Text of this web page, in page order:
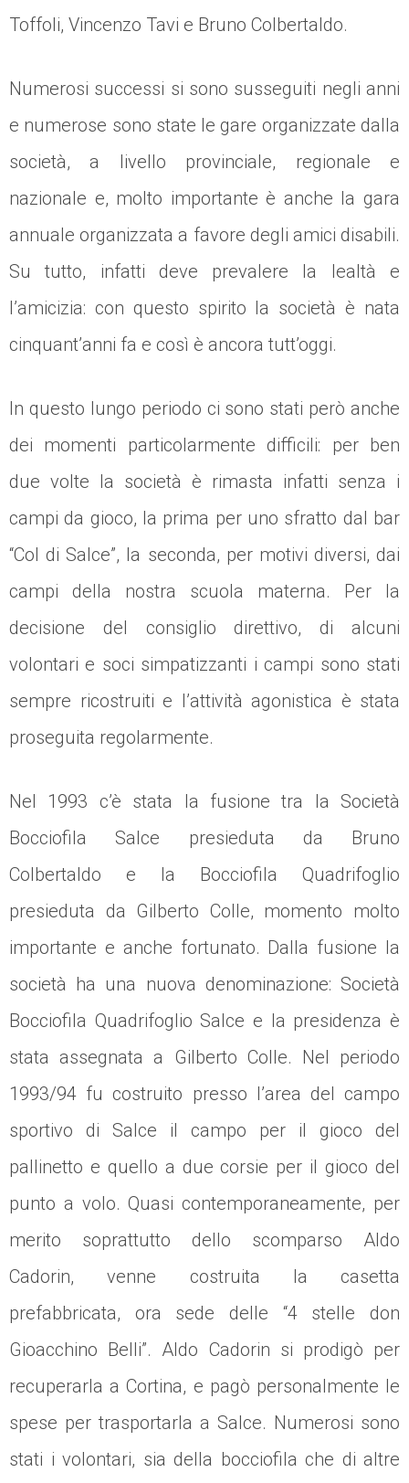
Toffoli, Vincenzo Tavi e Bruno Colbertaldo.
Numerosi successi si sono susseguiti negli anni
e numerose sono state le gare organizzate dalla
società, a livello provinciale, regionale e
nazionale e, molto importante è anche la gara
annuale organizzata a favore degli amici disabili.
Su tutto, infatti deve prevalere la lealtà e
l’amicizia: con questo spirito la società è nata
cinquant’anni fa e così è ancora tutt’oggi.
In questo lungo periodo ci sono stati però anche
dei momenti particolarmente difficili: per ben
due volte la società è rimasta infatti senza i
campi da gioco, la prima per uno sfratto dal bar
“Col di Salce”, la seconda, per motivi diversi, dai
campi della nostra scuola materna. Per la
decisione del consiglio direttivo, di alcuni
volontari e soci simpatizzanti i campi sono stati
sempre ricostruiti e l’attività agonistica è stata
proseguita regolarmente.
Nel 1993 c’è stata la fusione tra la Società
Bocciofila Salce presieduta da Bruno
Colbertaldo e la Bocciofila Quadrifoglio
presieduta da Gilberto Colle, momento molto
importante e anche fortunato. Dalla fusione la
società ha una nuova denominazione: Società
Bocciofila Quadrifoglio Salce e la presidenza è
stata assegnata a Gilberto Colle. Nel periodo
1993/94 fu costruito presso l’area del campo
sportivo di Salce il campo per il gioco del
pallinetto e quello a due corsie per il gioco del
punto a volo. Quasi contemporaneamente, per
merito soprattutto dello scomparso Aldo
Cadorin, venne costruita la casetta
prefabbricata, ora sede delle “4 stelle don
Gioacchino Belli”. Aldo Cadorin si prodigò per
recuperarla a Cortina, e pagò personalmente le
spese per trasportarla a Salce. Numerosi sono
stati i volontari, sia della bocciofila che di altre